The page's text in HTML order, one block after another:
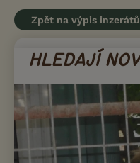
Zpět na výpis inzerátů
HLEDAJÍ